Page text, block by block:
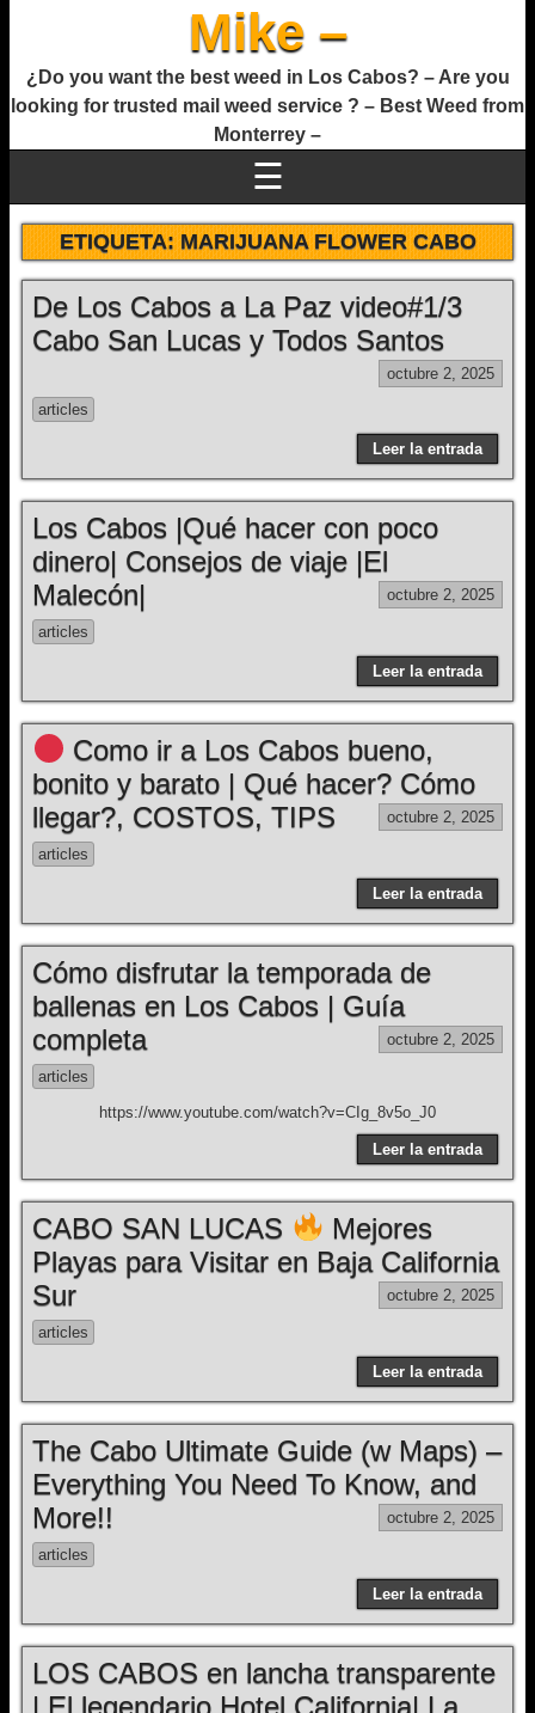
Mike –
¿Do you want the best weed in Los Cabos? – Are you
looking for trusted mail weed service ? – Best Weed from
Monterrey –
☰
ETIQUETA:MARIJUANA FLOWER CABO
De Los Cabos a La Paz video#1/3
Cabo San Lucas y Todos Santos
octubre 2, 2025
articles
Leer la entrada
Los Cabos |Qué hacer con poco
dinero| Consejos de viaje |El
Malecón|
octubre 2, 2025
articles
Leer la entrada
Como ir a Los Cabos bueno,
bonito y barato | Qué hacer? Cómo
llegar?, COSTOS, TIPS
octubre 2, 2025
articles
Leer la entrada
Cómo disfrutar la temporada de
ballenas en Los Cabos | Guía
completa
octubre 2, 2025
articles
https://www.youtube.com/watch?v=CIg_8v5o_J0
Leer la entrada
CABO SAN LUCAS
Mejores
Playas para Visitar en Baja California
Sur
octubre 2, 2025
articles
Leer la entrada
The Cabo Ultimate Guide (w Maps) –
Everything You Need To Know, and
More!!
octubre 2, 2025
articles
Leer la entrada
LOS CABOS en lancha transparente
| El legendario Hotel California| La